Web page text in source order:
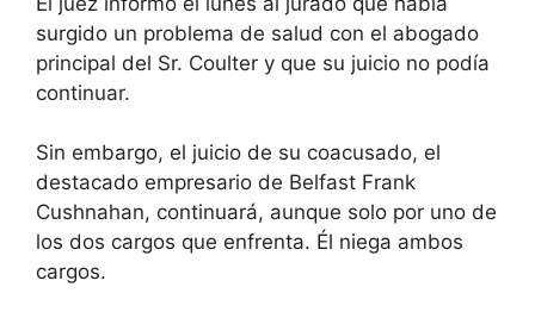
surgido un problema de salud con el abogado
principal del Sr. Coulter y que su juicio no podía
continuar.
Sin embargo, el juicio de su coacusado, el
destacado empresario de Belfast Frank
Cushnahan, continuará, aunque solo por uno de
los dos cargos que enfrenta. Él niega ambos
cargos.